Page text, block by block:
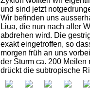
und sind jetzt
Wir befinden uns
Liua, die nun nach aller
abdrehen wird. Die
exakt eingetroffen, so
morgen früh an uns
der Sturm ca. 200
drückt die subtropische